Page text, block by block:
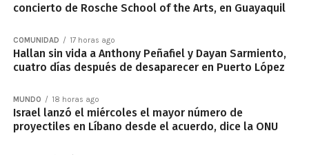
concierto de Rosche School of the Arts, en Guayaquil
COMUNIDAD 17 horas ago
Hallan sin vida a Anthony Peñafiel y Dayan Sarmiento,
cuatro días después de desaparecer en Puerto López
MUNDO 18 horas ago
Israel lanzó el miércoles el mayor número de
proyectiles en Líbano desde el acuerdo, dice la ONU